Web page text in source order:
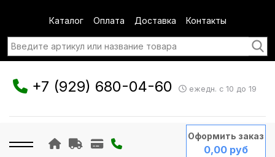
Каталог Оплата Доставка Контакты
+7 (929) 680-04-60 ежедн. с 10 до 19
Оформить заказ
0,00 руб